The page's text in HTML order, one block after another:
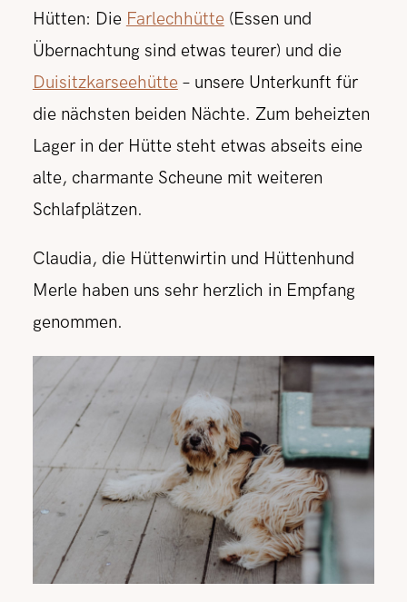
Hütten: Die Farlechhütte (Essen und
Übernachtung sind etwas teurer) und die
Duisitzkarseehütte – unsere Unterkunft für
die nächsten beiden Nächte. Zum beheizten
Lager in der Hütte steht etwas abseits eine
alte, charmante Scheune mit weiteren
Schlafplätzen.
Claudia, die Hüttenwirtin und Hüttenhund
Merle haben uns sehr herzlich in Empfang
genommen.